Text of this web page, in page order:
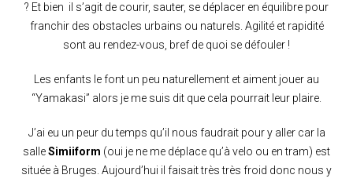
? Et bien il s’agit de courir, sauter, se déplacer en équilibre pour
franchir des obstacles urbains ou naturels. Agilité et rapidité
sont au rendez-vous, bref de quoi se défouler !
Les enfants le font un peu naturellement et aiment jouer au
“Yamakasi” alors je me suis dit que cela pourrait leur plaire.
J’ai eu un peur du temps qu’il nous faudrait pour y aller car la
salleSimiiform (oui je ne me déplace qu’à velo ou en tram) est
située à Bruges. Aujourd’hui il faisait très très froid donc nous y